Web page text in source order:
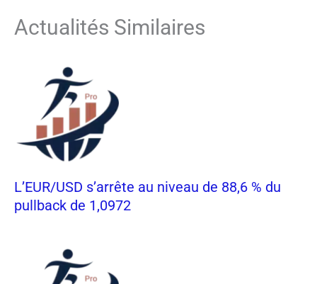
Actualités Similaires
L’EUR/USD s’arrête au niveau de 88,6 % du
pullback de 1,0972